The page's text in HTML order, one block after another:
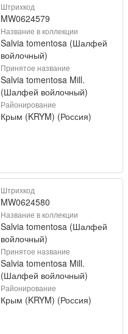
Штрихкод
MW0624579
Название в коллекции
Salvia tomentosa (Шалфей
войлочный)
Принятое название
Salvia tomentosa Mill.
(Шалфей войлочный)
Районирование
Крым (KRYM) (Россия)
Штрихкод
MW0624580
Название в коллекции
Salvia tomentosa (Шалфей
войлочный)
Принятое название
Salvia tomentosa Mill.
(Шалфей войлочный)
Районирование
Крым (KRYM) (Россия)